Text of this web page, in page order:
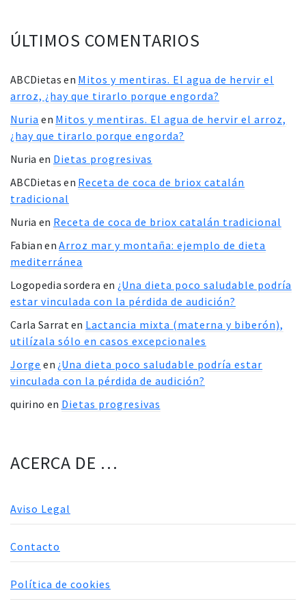
ÚLTIMOS COMENTARIOS
ABCDietas en Mitos y mentiras. El agua de hervir el
arroz, ¿hay que tirarlo porque engorda?
Nuria en Mitos y mentiras. El agua de hervir el arroz,
¿hay que tirarlo porque engorda?
Nuria en Dietas progresivas
ABCDietas en Receta de coca de briox catalán
tradicional
Nuria en Receta de coca de briox catalán tradicional
Fabian enArroz mar y montaña: ejemplo de dieta
mediterránea
Logopedia sordera en ¿Una dieta poco saludable podría
estar vinculada con la pérdida de audición?
Carla Sarraten Lactancia mixta (materna y biberón),
utilízala sólo en casos excepcionales
Jorge en ¿Una dieta poco saludable podría estar
vinculada con la pérdida de audición?
quirino en Dietas progresivas
ACERCA DE …
Aviso Legal
Contacto
Política de cookies